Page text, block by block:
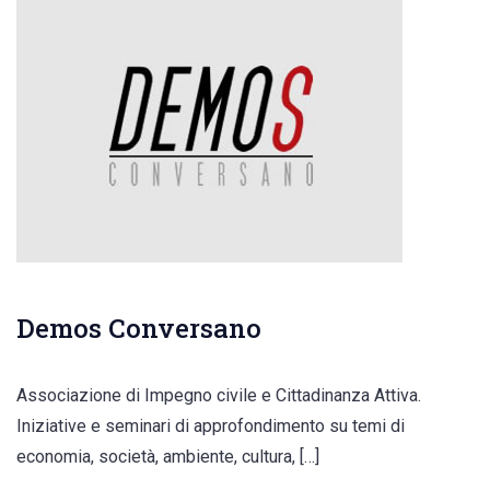
Demos Conversano
Associazione di Impegno civile e Cittadinanza Attiva.
Iniziative e seminari di approfondimento su temi di
economia, società, ambiente, cultura, […]